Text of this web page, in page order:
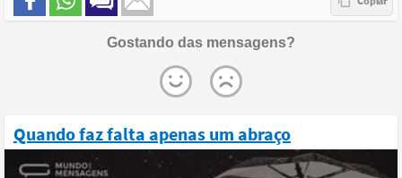
Gostando das mensagens?
Quando faz falta apenas um abraço